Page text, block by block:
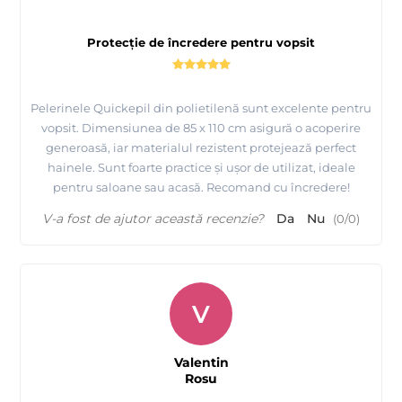
Protecție de încredere pentru vopsit
Pelerinele Quickepil din polietilenă sunt excelente pentru
vopsit. Dimensiunea de 85 x 110 cm asigură o acoperire
generoasă, iar materialul rezistent protejează perfect
hainele. Sunt foarte practice și ușor de utilizat, ideale
pentru saloane sau acasă. Recomand cu încredere!
V-a fost de ajutor această recenzie? Da Nu (0/0)
V
Valentin
Rosu